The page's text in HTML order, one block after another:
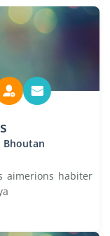
Bhoutan
aimerions habiter